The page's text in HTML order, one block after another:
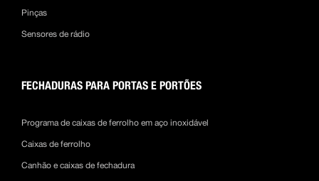
Pinças
Sensores de rádio
FECHADURAS PARA PORTAS E PORTÕES
Programa de caixas de ferrolho em aço inoxidável
Caixas de ferrolho
Canhão e caixas de fechadura